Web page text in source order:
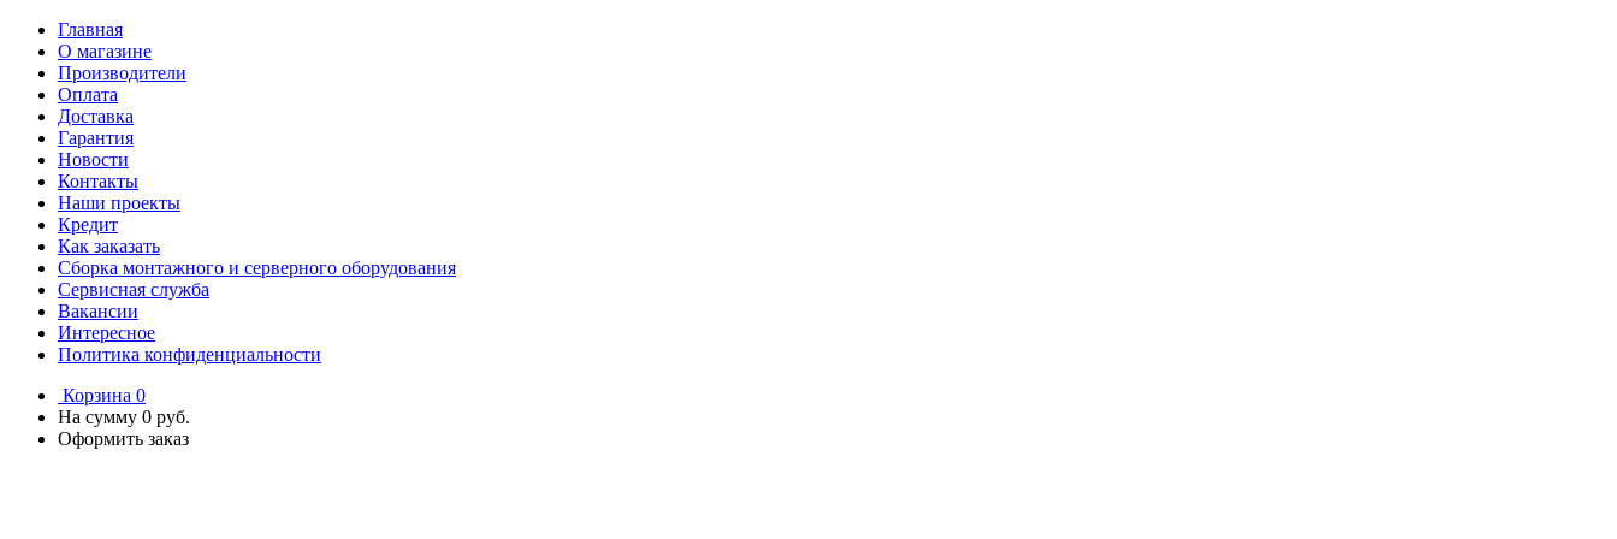
Главная
О магазине
Производители
Оплата
Доставка
Гарантия
Новости
Контакты
Наши проекты
Кредит
Как заказать
Сборка монтажного и серверного оборудования
Сервисная служба
Вакансии
Интересное
Политика конфиденциальности
Корзина 0
На сумму 0 руб.
Оформить заказ